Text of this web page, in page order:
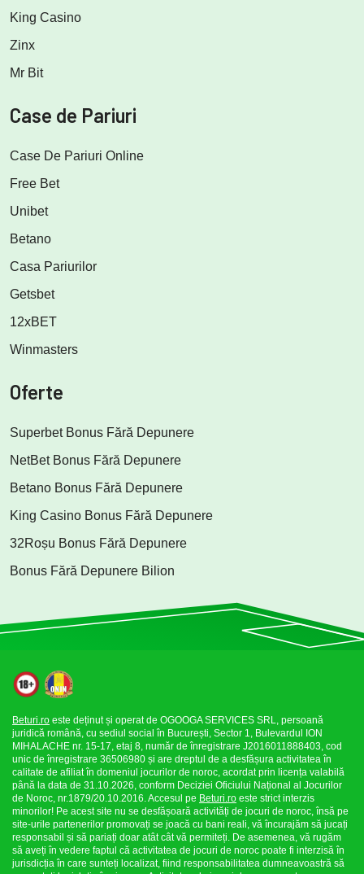
King Casino
Zinx
Mr Bit
Case de Pariuri
Case De Pariuri Online
Free Bet
Unibet
Betano
Casa Pariurilor
Getsbet
12xBET
Winmasters
Oferte
Superbet Bonus Fără Depunere
NetBet Bonus Fără Depunere
Betano Bonus Fără Depunere
King Casino Bonus Fără Depunere
32Roșu Bonus Fără Depunere
Bonus Fără Depunere Bilion
Beturi.ro este deținut și operat de OGOOGA SERVICES SRL, persoană
juridică română, cu sediul social în București, Sector 1, Bulevardul ION
MIHALACHE nr. 15-17, etaj 8, număr de înregistrare J2016011888403, cod
unic de înregistrare 36506980 și are dreptul de a desfășura activitatea în
calitate de afiliat în domeniul jocurilor de noroc, acordat prin licența valabilă
până la data de 31.10.2026, conform Deciziei Oficiului Național al Jocurilor
de Noroc, nr.1879/20.10.2016. Accesul pe Beturi.ro este strict interzis
minorilor! Pe acest site nu se desfășoară activități de jocuri de noroc, însă pe
site-urile partenerilor promovați se joacă cu bani reali, vă încurajăm să jucați
responsabil și să pariați doar atât cât vă permiteți. De asemenea, vă rugăm
să aveți în vedere faptul că activitatea de jocuri de noroc poate fi interzisă în
jurisdicția în care sunteți localizat, fiind responsabilitatea dumneavoastră să